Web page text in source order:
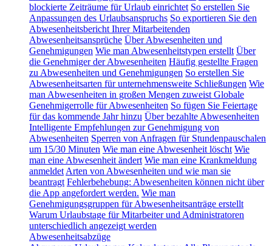
blockierte Zeiträume für Urlaub einrichtet So erstellen Sie
Anpassungen des Urlaubsanspruchs So exportieren Sie den
Abwesenheitsbericht Ihrer Mitarbeitenden
Abwesenheitsansprüche Über Abwesenheiten und
Genehmigungen Wie man Abwesenheitstypen erstellt Über
die Genehmiger der Abwesenheiten Häufig gestellte Fragen
zu Abwesenheiten und Genehmigungen So erstellen Sie
Abwesenheitsarten für unternehmensweite Schließungen Wie
man Abwesenheiten in großen Mengen zuweist Globale
Genehmigerrolle für Abwesenheiten So fügen Sie Feiertage
für das kommende Jahr hinzu Über bezahlte Abwesenheiten
Intelligente Empfehlungen zur Genehmigung von
Abwesenheiten Sperren von Anfragen für Stundenpauschalen
um 15/30 Minuten Wie man eine Abwesenheit löscht Wie
man eine Abwesenheit ändert Wie man eine Krankmeldung
anmeldet Arten von Abwesenheiten und wie man sie
beantragt Fehlerbehebung: Abwesenheiten können nicht über
die App angefordert werden. Wie man
Genehmigungsgruppen für Abwesenheitsanträge erstellt
Warum Urlaubstage für Mitarbeiter und Administratoren
unterschiedlich angezeigt werden
Abwesenheitsabzüge